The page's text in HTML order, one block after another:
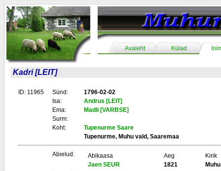
Avaleht Külad
Kadri [LEIT]
ID: 11965 Sünd:
1796-02-02
Isa:
Andrus [LEIT]
Ema:
Madli [VARBSE]
Surm:
Koht:
Tupenurme Saare
Tupenurme, Muhu vald, Saaremaa
Abielud: Abikaasa Aeg
Kirik
Jaen SEUR
1821
Muhu